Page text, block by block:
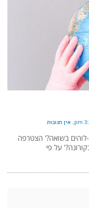
אין תגובות
לוהים בשואה?' הצטרפה
על פי